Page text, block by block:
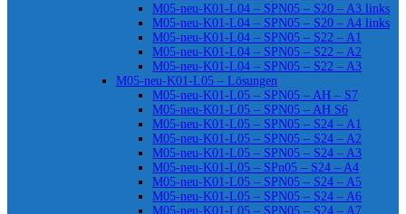
M05-neu-K01-L04 – SPN05 – S20 – A3 links
M05-neu-K01-L04 – SPN05 – S20 – A4 links
M05-neu-K01-L04 – SPN05 – S22 – A1
M05-neu-K01-L04 – SPN05 – S22 – A2
M05-neu-K01-L04 – SPN05 – S22 – A3
M05-neu-K01-L05 – Lösungen
M05-neu-K01-L05 – SPN05 – AH – S7
M05-neu-K01-L05 – SPN05 – AH S6
M05-neu-K01-L05 – SPN05 – S24 – A1
M05-neu-K01-L05 – SPN05 – S24 – A2
M05-neu-K01-L05 – SPN05 – S24 – A3
M05-neu-K01-L05 – SPn05 – S24 – A4
M05-neu-K01-L05 – SPN05 – S24 – A5
M05-neu-K01-L05 – SPN05 – S24 – A6
M05-neu-K01-L05 – SPN05 – S24 – A7